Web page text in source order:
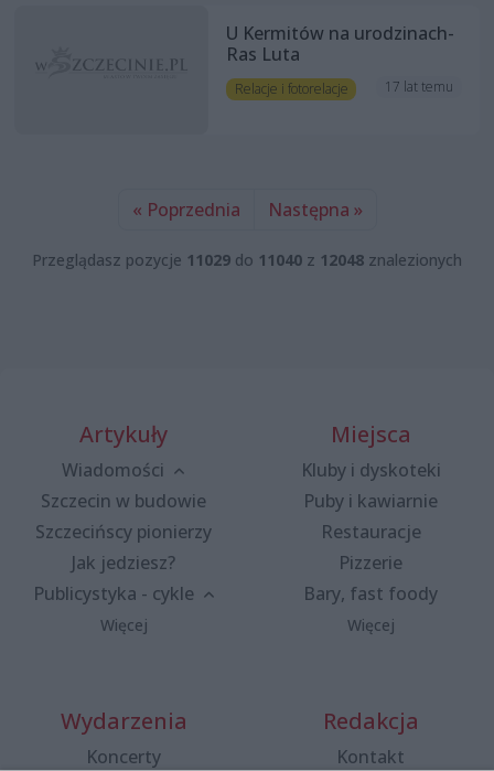
U Kermitów na urodzinach-
Ras Luta
Relacje i fotorelacje 17 lat temu
« Poprzednia Następna »
Przeglądasz pozycje 11029 do 11040 z 12048 znalezionych
Artykuły
Wiadomości
Szczecin w budowie
Szczecińscy pionierzy
Jak jedziesz?
Publicystyka - cykle
Więcej
Miejsca
Kluby i dyskoteki
Puby i kawiarnie
Restauracje
Pizzerie
Bary, fast foody
Więcej
Wydarzenia
Koncerty
Redakcja
Kontakt